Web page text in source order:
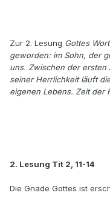
Zur 2. Lesung Gottes
geworden: im Sohn, der
uns. Zwischen der
seiner Herrlichkeit läuft
eigenen Lebens. Zeit der
2. Lesung Tit 2, 11-14
Die Gnade Gottes ist